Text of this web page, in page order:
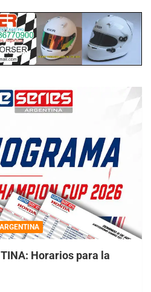
Horarios para la